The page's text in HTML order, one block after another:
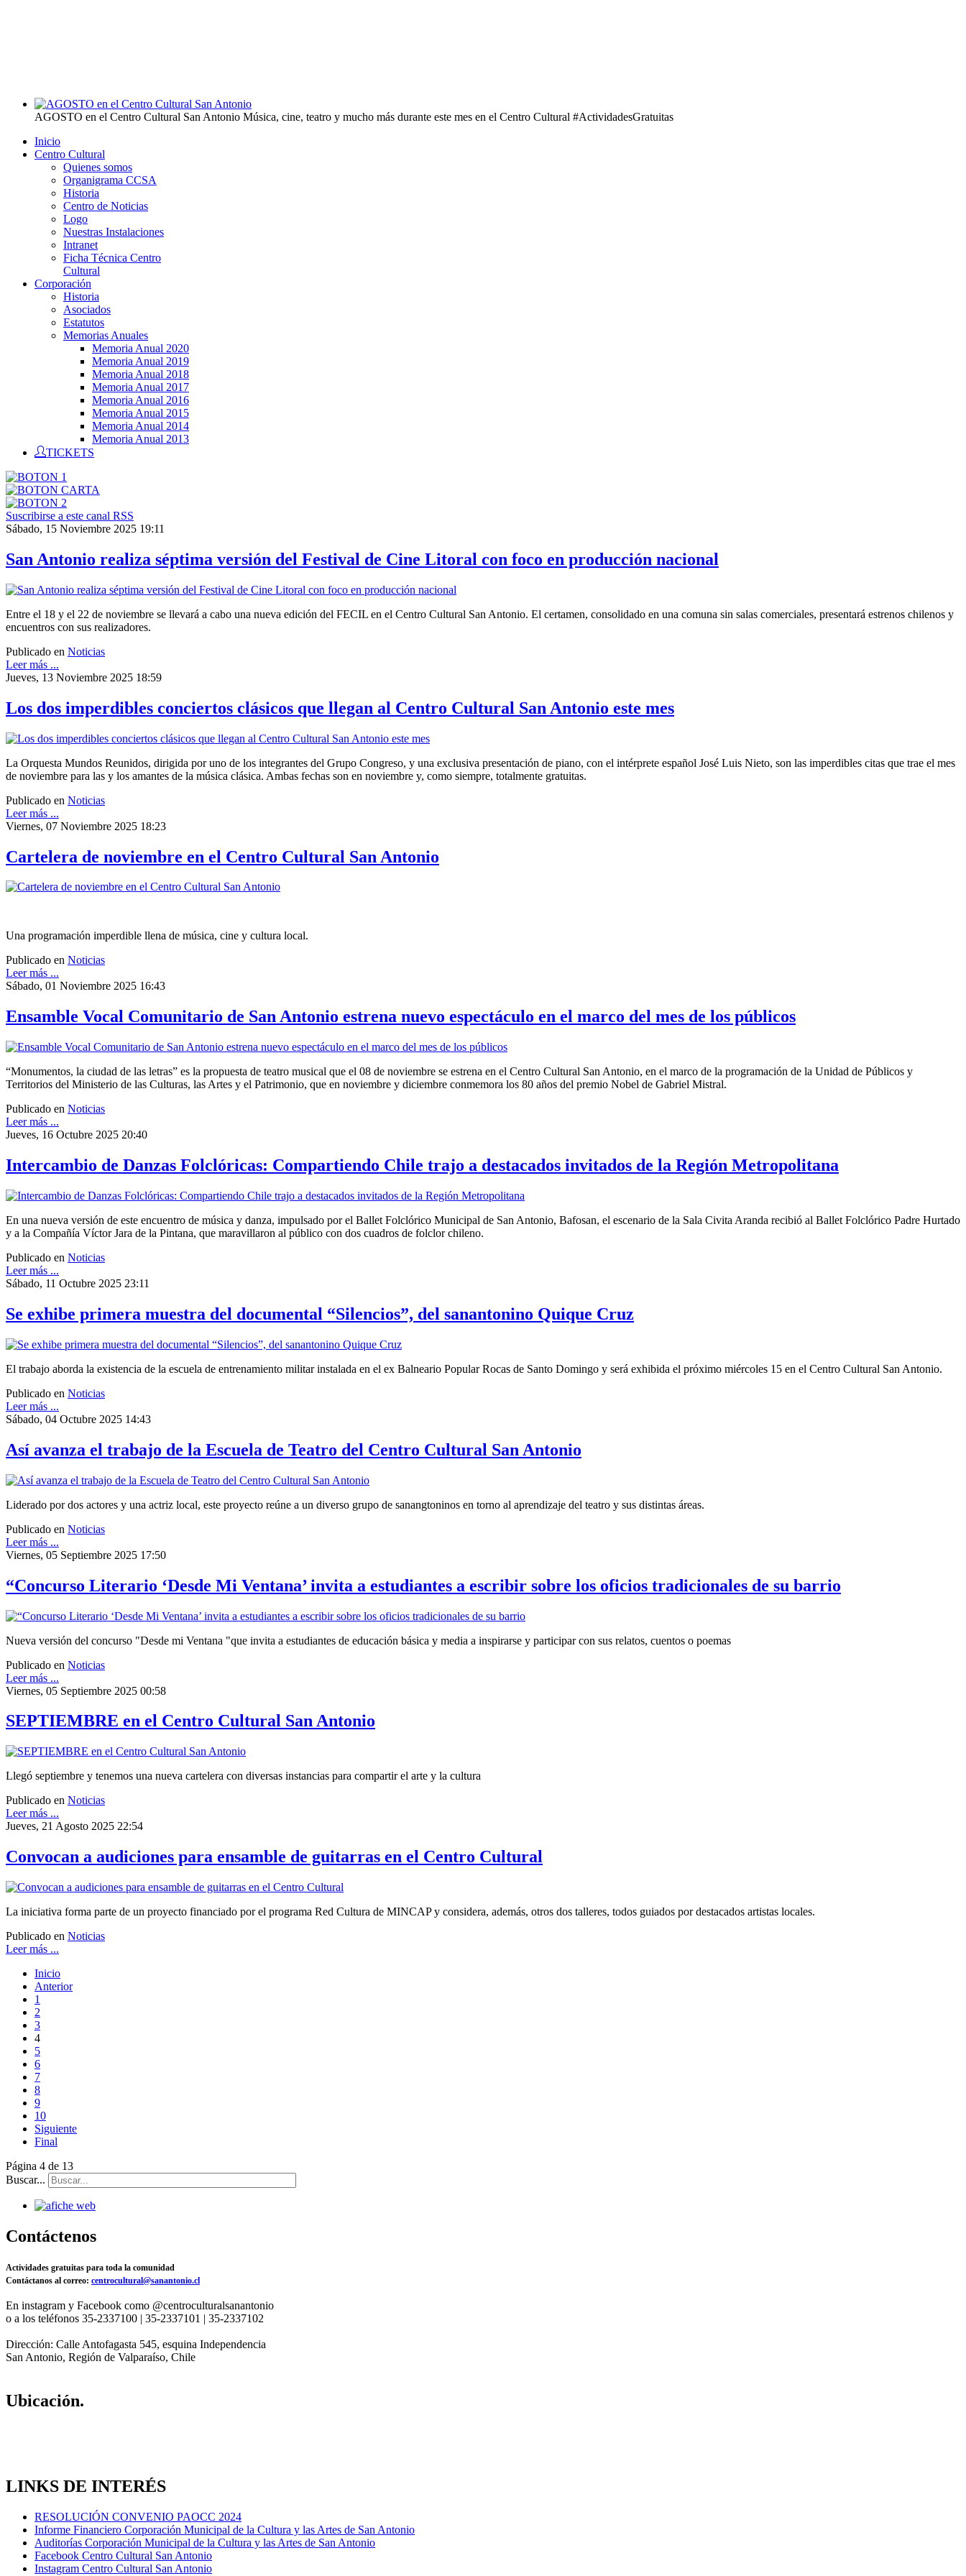
AGOSTO en el Centro Cultural San Antonio Música, cine, teatro y mucho más durante este mes en el Centro Cultural #ActividadesGratuitas
Inicio
Centro Cultural
Quienes somos
Organigrama CCSA
Historia
Centro de Noticias
Logo
Nuestras Instalaciones
Intranet
Ficha Técnica Centro
Cultural
Corporación
Historia
Asociados
Estatutos
Memorias Anuales
Memoria Anual 2020
Memoria Anual 2019
Memoria Anual 2018
Memoria Anual 2017
Memoria Anual 2016
Memoria Anual 2015
Memoria Anual 2014
Memoria Anual 2013
TICKETS
Suscribirse a este canal RSS
Sábado, 15 Noviembre 2025 19:11
San Antonio realiza séptima versión del Festival de Cine Litoral con foco en producción nacional
Entre el 18 y el 22 de noviembre se llevará a cabo una nueva edición del FECIL en el Centro Cultural San Antonio. El certamen, consolidado en una comuna sin salas comerciales, presentará estrenos chilenos y
encuentros con sus realizadores.
Publicado en Noticias
Leer más ...
Jueves, 13 Noviembre 2025 18:59
Los dos imperdibles conciertos clásicos que llegan al Centro Cultural San Antonio este mes
La Orquesta Mundos Reunidos, dirigida por uno de los integrantes del Grupo Congreso, y una exclusiva presentación de piano, con el intérprete español José Luis Nieto, son las imperdibles citas que trae el mes
de noviembre para las y los amantes de la música clásica. Ambas fechas son en noviembre y, como siempre, totalmente gratuitas.
Publicado en Noticias
Leer más ...
Viernes, 07 Noviembre 2025 18:23
Cartelera de noviembre en el Centro Cultural San Antonio
Una programación imperdible llena de música, cine y cultura local.
Publicado en Noticias
Leer más ...
Sábado, 01 Noviembre 2025 16:43
Ensamble Vocal Comunitario de San Antonio estrena nuevo espectáculo en el marco del mes de los públicos
“Monumentos, la ciudad de las letras” es la propuesta de teatro musical que el 08 de noviembre se estrena en el Centro Cultural San Antonio, en el marco de la programación de la Unidad de Públicos y
Territorios del Ministerio de las Culturas, las Artes y el Patrimonio, que en noviembre y diciembre conmemora los 80 años del premio Nobel de Gabriel Mistral.
Publicado en Noticias
Leer más ...
Jueves, 16 Octubre 2025 20:40
Intercambio de Danzas Folclóricas: Compartiendo Chile trajo a destacados invitados de la Región Metropolitana
En una nueva versión de este encuentro de música y danza, impulsado por el Ballet Folclórico Municipal de San Antonio, Bafosan, el escenario de la Sala Civita Aranda recibió al Ballet Folclórico Padre Hurtado
y a la Compañía Víctor Jara de la Pintana, que maravillaron al público con dos cuadros de folclor chileno.
Publicado en Noticias
Leer más ...
Sábado, 11 Octubre 2025 23:11
Se exhibe primera muestra del documental “Silencios”, del sanantonino Quique Cruz
El trabajo aborda la existencia de la escuela de entrenamiento militar instalada en el ex Balneario Popular Rocas de Santo Domingo y será exhibida el próximo miércoles 15 en el Centro Cultural San Antonio.
Publicado en Noticias
Leer más ...
Sábado, 04 Octubre 2025 14:43
Así avanza el trabajo de la Escuela de Teatro del Centro Cultural San Antonio
Liderado por dos actores y una actriz local, este proyecto reúne a un diverso grupo de sanangtoninos en torno al aprendizaje del teatro y sus distintas áreas.
Publicado en Noticias
Leer más ...
Viernes, 05 Septiembre 2025 17:50
“Concurso Literario ‘Desde Mi Ventana’ invita a estudiantes a escribir sobre los oficios tradicionales de su barrio
Nueva versión del concurso "Desde mi Ventana "que invita a estudiantes de educación básica y media a inspirarse y participar con sus relatos, cuentos o poemas
Publicado en Noticias
Leer más ...
Viernes, 05 Septiembre 2025 00:58
SEPTIEMBRE en el Centro Cultural San Antonio
Llegó septiembre y tenemos una nueva cartelera con diversas instancias para compartir el arte y la cultura
Publicado en Noticias
Leer más ...
Jueves, 21 Agosto 2025 22:54
Convocan a audiciones para ensamble de guitarras en el Centro Cultural
La iniciativa forma parte de un proyecto financiado por el programa Red Cultura de MINCAP y considera, además, otros dos talleres, todos guiados por destacados artistas locales.
Publicado en Noticias
Leer más ...
Inicio
Anterior
1
2
3
4
5
6
7
8
9
10
Siguiente
Final
Página 4 de 13
Buscar...
Contáctenos
Actividades gratuitas para toda la comunidad
Contáctanos al correo: centrocultural@sanantonio.cl
En instagram y Facebook como @centroculturalsanantonio
o a los teléfonos 35-2337100 | 35-2337101 | 35-2337102
Dirección: Calle Antofagasta 545, esquina Independencia
San Antonio, Región de Valparaíso, Chile
Ubicación.
LINKS DE INTERÉS
RESOLUCIÓN CONVENIO PAOCC 2024
Informe Financiero Corporación Municipal de la Cultura y las Artes de San Antonio
Auditorías Corporación Municipal de la Cultura y las Artes de San Antonio
Facebook Centro Cultural San Antonio
Instagram Centro Cultural San Antonio